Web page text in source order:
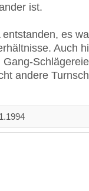
ist.
es
Auch
andere